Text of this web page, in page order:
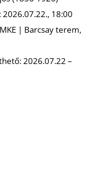
18:00
| Barcsay terem,
2026.07.22 –